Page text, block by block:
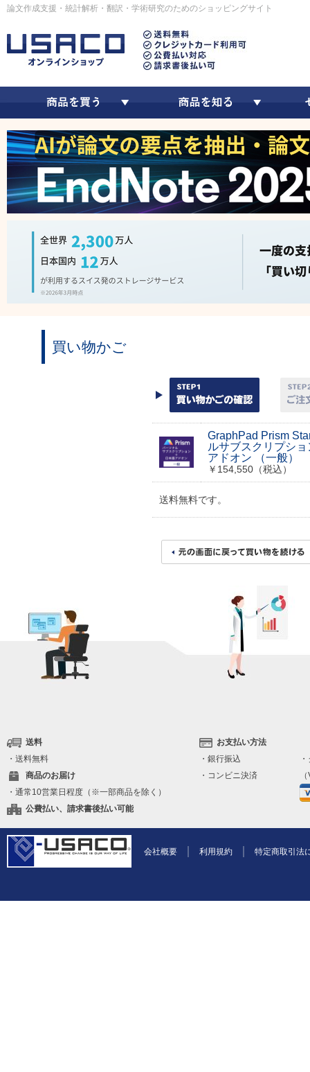
論文作成支援・統計解析・翻訳・学術研究のためのショッピングサイト
買い物かご
GraphPad Prism
ルサブスクリプシ
アドオン （一般）
￥154,550（税込）
送料無料です。
送料
・送料無料
商品のお届け
・通常10営業日程度（※一部商品を除く）
公費払い、請求書後払い可能
お支払い方法
・銀行振込
・コンビニ決済
会社概要 利用規約 特定商取引法